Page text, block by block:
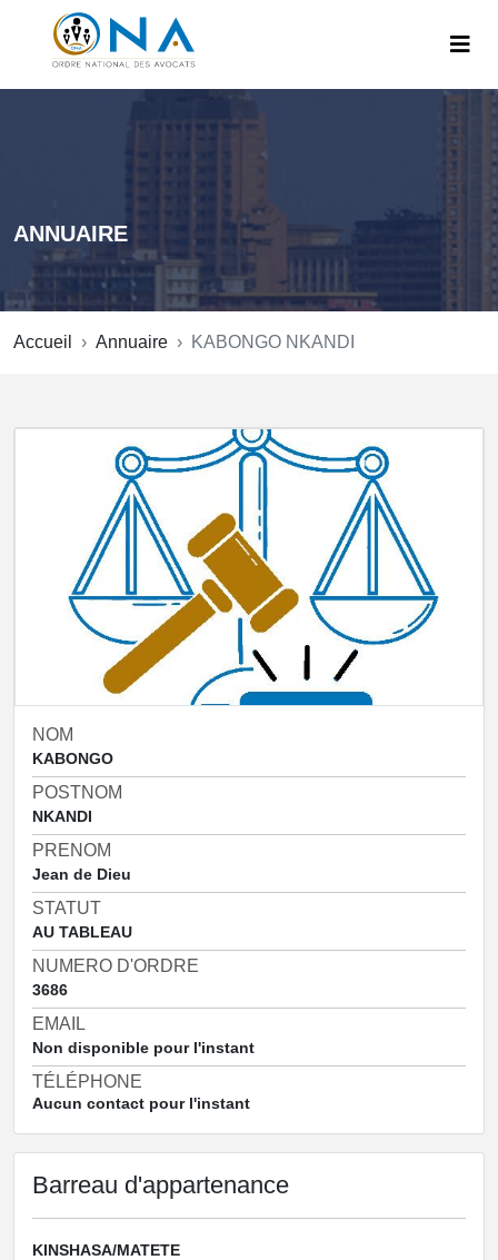
ANNUAIRE
Accueil Annuaire KABONGO NKANDI
NOM
KABONGO
POSTNOM
NKANDI
PRENOM
Jean de Dieu
STATUT
AU TABLEAU
NUMERO D'ORDRE
3686
EMAIL
Non disponible pour l'instant
TÉLÉPHONE
Aucun contact pour l'instant
Barreau d'appartenance
KINSHASA/MATETE